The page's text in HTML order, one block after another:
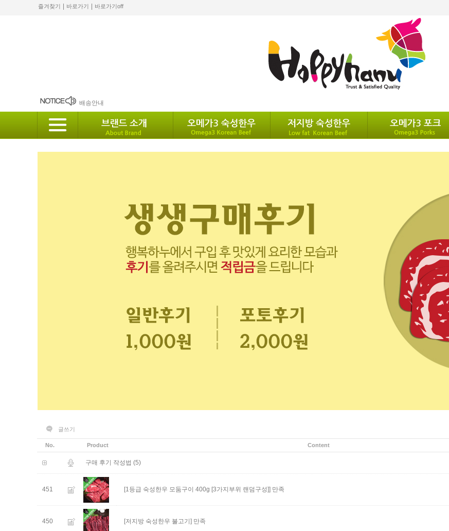
즐겨찾기 바로가기 바로가기off
2024 설 배송안내
배송안내
10월 배송안내
글쓰기
No. Product Content
구매 후기 작성법 (5)
451 [1등급 숙성한우 모둠구이 400g [3가지부위 랜덤구성]] 만족
450 [저지방 숙성한우 불고기] 만족